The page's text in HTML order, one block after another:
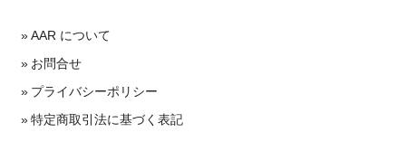
AAR について
お問合せ
プライバシーポリシー
特定商取引法に基づく表記